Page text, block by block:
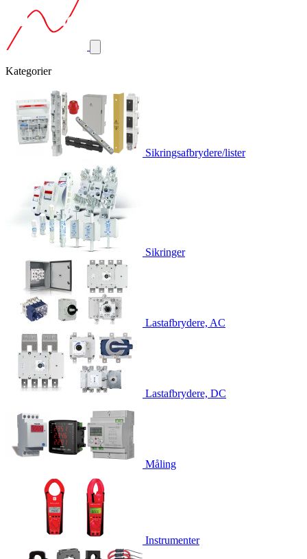
Kategorier
Sikringsafbrydere/lister
Sikringer
Lastafbrydere, AC
Lastafbrydere, DC
Måling
Instrumenter